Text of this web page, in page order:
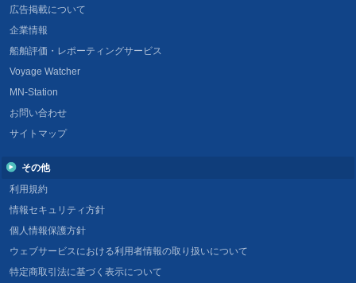
広告掲載について
企業情報
船舶評価・レポーティングサービス
Voyage Watcher
MN-Station
お問い合わせ
サイトマップ
その他
利用規約
情報セキュリティ方針
個人情報保護方針
ウェブサービスにおける利用者情報の取り扱いについて
特定商取引法に基づく表示について